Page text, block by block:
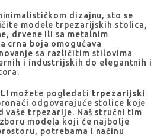
dizajnu, sto se
modele trpezarijskih stolica,
drvene ili sa metalnim
crna boja omogućava
sa različitim stilovima
i industrijskih do elegantnih i
možete pogledati trpezarijski
odgovarajuće stolice koje
vaše trpezarije. Naš stručni tim
modela koji će najbolje
potrebama i načinu